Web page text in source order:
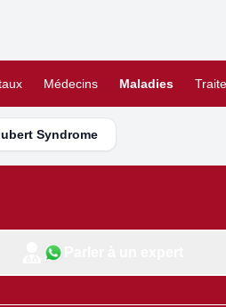
Médecins Maladies
Syndrome